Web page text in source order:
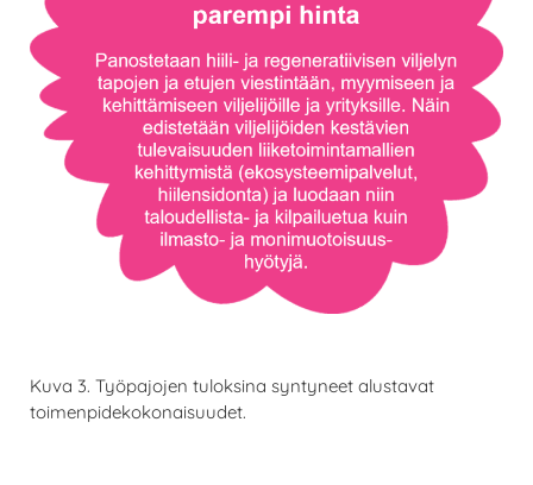
Kuva 3. Työpajojen tuloksina syntyneet alustavat
toimenpidekokonaisuudet.